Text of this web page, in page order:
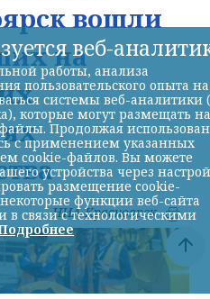
вошли
на
НИА-Красноярск
веб-
работы, анализа
пользовательского опыта на
системы веб-аналитики
которые могут размещать на
Продолжая
с применением указанных
cookie-файлов. Вы можете
устройства через
размещение cookie-
функции веб-сайта
связи с технологическими